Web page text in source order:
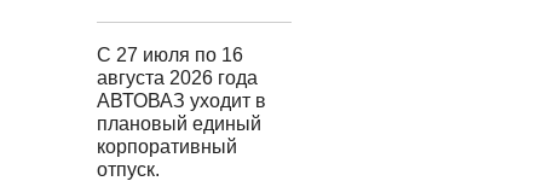
С 27 июля по 16
августа 2026 года
АВТОВАЗ уходит в
плановый единый
корпоративный
отпуск.